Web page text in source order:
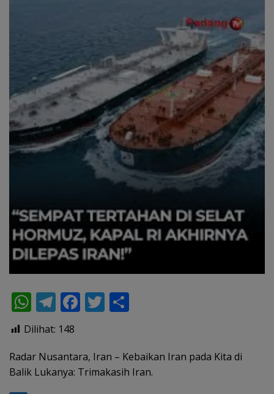
W
h
at
s
A
T
el
e
gr
a
F
b
o
T
er e
Dilihat: 148
Radar Nusantara, Iran – Kebaikan Iran pada Kita di
Balik Lukanya: Trimakasih Iran.